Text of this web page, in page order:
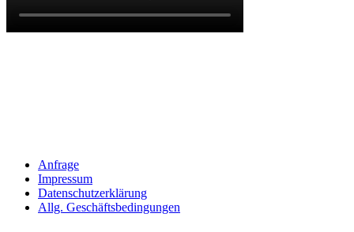
Anfrage
Impressum
Datenschutzerklärung
Allg. Geschäftsbedingungen